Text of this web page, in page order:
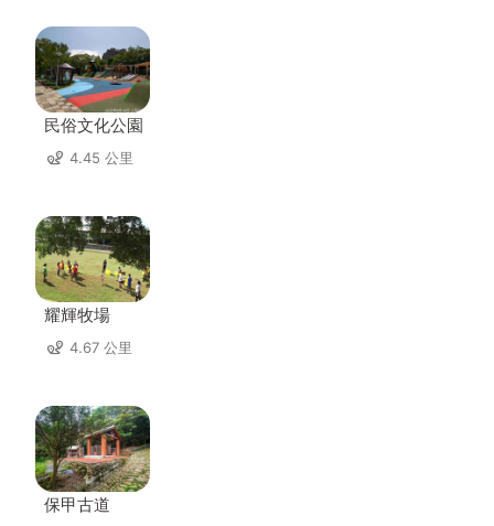
民俗文化公園
4.45 公里
耀輝牧場
4.67 公里
保甲古道